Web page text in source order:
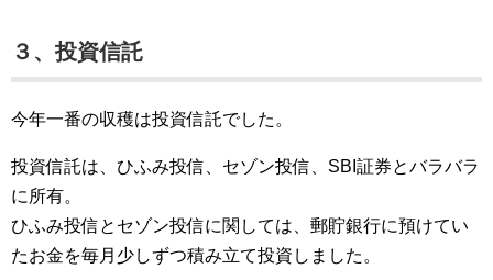
３、投資信託
今年一番の収穫は投資信託でした。
投資信託は、ひふみ投信、セゾン投信、SBI証券とバラバラ
に所有。
ひふみ投信とセゾン投信に関しては、郵貯銀行に預けてい
たお金を毎月少しずつ積み立て投資しました。